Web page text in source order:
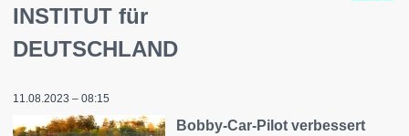
INSTITUT für
DEUTSCHLAND
11.08.2023 – 08:15
Bobby-Car-Pilot verbessert